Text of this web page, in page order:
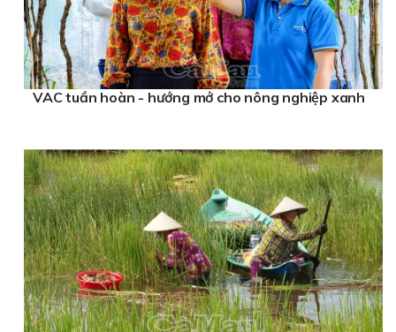
VAC tuần hoàn - hướng mở cho nông nghiệp xanh